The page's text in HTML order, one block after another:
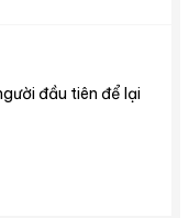
đầu tiên để lại